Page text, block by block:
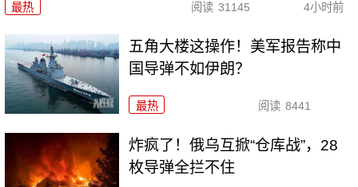
最热 阅读 31145 4小时前
五角大楼这操作！美军报告称中
国导弹不如伊朗？
最热 阅读 8441
炸疯了！俄乌互掀“仓库战”，28
枚导弹全拦不住